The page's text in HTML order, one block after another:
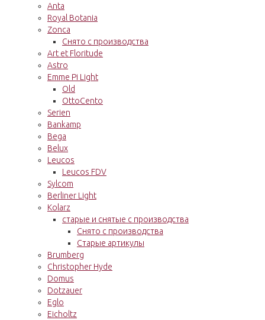
Anta
Royal Botania
Zonca
Снято с производства
Art et Floritude
Astro
Emme Pi Light
Old
OttoCento
Serien
Bankamp
Bega
Belux
Leucos
Leucos FDV
Sylcom
Berliner Light
Kolarz
старые и снятые с производства
Снято с производства
Старые артикулы
Brumberg
Christopher Hyde
Domus
Dotzauer
Eglo
Eicholtz